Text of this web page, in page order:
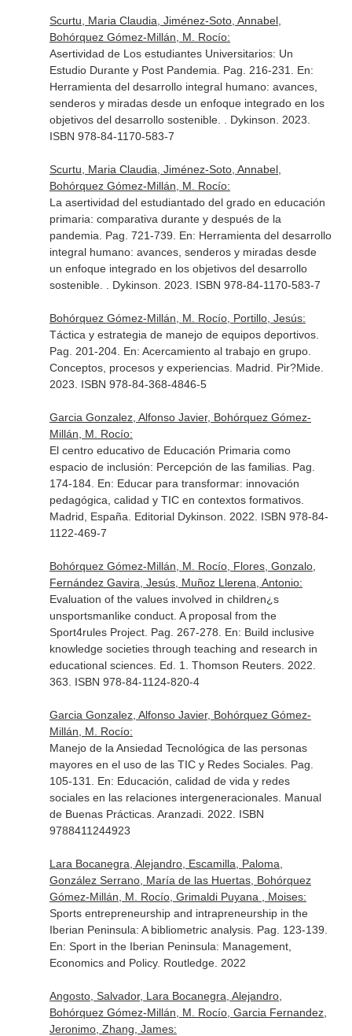
Scurtu, Maria Claudia, Jiménez-Soto, Annabel,
Bohórquez Gómez-Millán, M. Rocío:
Asertividad de Los estudiantes Universitarios: Un
Estudio Durante y Post Pandemia. Pag. 216-231. En:
Herramienta del desarrollo integral humano: avances,
senderos y miradas desde un enfoque integrado en los
objetivos del desarrollo sostenible. . Dykinson. 2023.
ISBN 978-84-1170-583-7
Scurtu, Maria Claudia, Jiménez-Soto, Annabel,
Bohórquez Gómez-Millán, M. Rocío:
La asertividad del estudiantado del grado en educación
primaria: comparativa durante y después de la
pandemia. Pag. 721-739. En: Herramienta del desarrollo
integral humano: avances, senderos y miradas desde
un enfoque integrado en los objetivos del desarrollo
sostenible. . Dykinson. 2023. ISBN 978-84-1170-583-7
Bohórquez Gómez-Millán, M. Rocío, Portillo, Jesús:
Táctica y estrategia de manejo de equipos deportivos.
Pag. 201-204. En: Acercamiento al trabajo en grupo.
Conceptos, procesos y experiencias. Madrid. Pir?Mide.
2023. ISBN 978-84-368-4846-5
Garcia Gonzalez, Alfonso Javier, Bohórquez Gómez-
Millán, M. Rocío:
El centro educativo de Educación Primaria como
espacio de inclusión: Percepción de las familias. Pag.
174-184. En: Educar para transformar: innovación
pedagógica, calidad y TIC en contextos formativos.
Madrid, España. Editorial Dykinson. 2022. ISBN 978-84-
1122-469-7
Bohórquez Gómez-Millán, M. Rocío, Flores, Gonzalo,
Fernández Gavira, Jesús, Muñoz Llerena, Antonio:
Evaluation of the values involved in children¿s
unsportsmanlike conduct. A proposal from the
Sport4rules Project. Pag. 267-278. En: Build inclusive
knowledge societies through teaching and research in
educational sciences. Ed. 1. Thomson Reuters. 2022.
363. ISBN 978-84-1124-820-4
Garcia Gonzalez, Alfonso Javier, Bohórquez Gómez-
Millán, M. Rocío:
Manejo de la Ansiedad Tecnológica de las personas
mayores en el uso de las TIC y Redes Sociales. Pag.
105-131. En: Educación, calidad de vida y redes
sociales en las relaciones intergeneracionales. Manual
de Buenas Prácticas. Aranzadi. 2022. ISBN
9788411244923
Lara Bocanegra, Alejandro, Escamilla, Paloma,
González Serrano, María de las Huertas, Bohórquez
Gómez-Millán, M. Rocío, Grimaldi Puyana , Moises:
Sports entrepreneurship and intrapreneurship in the
Iberian Peninsula: A bibliometric analysis. Pag. 123-139.
En: Sport in the Iberian Peninsula: Management,
Economics and Policy. Routledge. 2022
Angosto, Salvador, Lara Bocanegra, Alejandro,
Bohórquez Gómez-Millán, M. Rocío, Garcia Fernandez,
Jeronimo, Zhang, James: